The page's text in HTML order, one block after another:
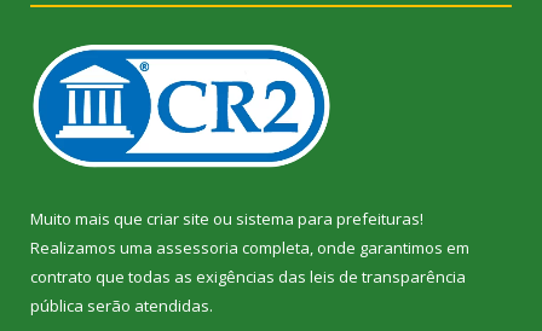
Muito mais que criar site ou sistema para prefeituras!
Realizamos uma assessoria completa, onde garantimos em
contrato que todas as exigências das leis de transparência
pública serão atendidas.